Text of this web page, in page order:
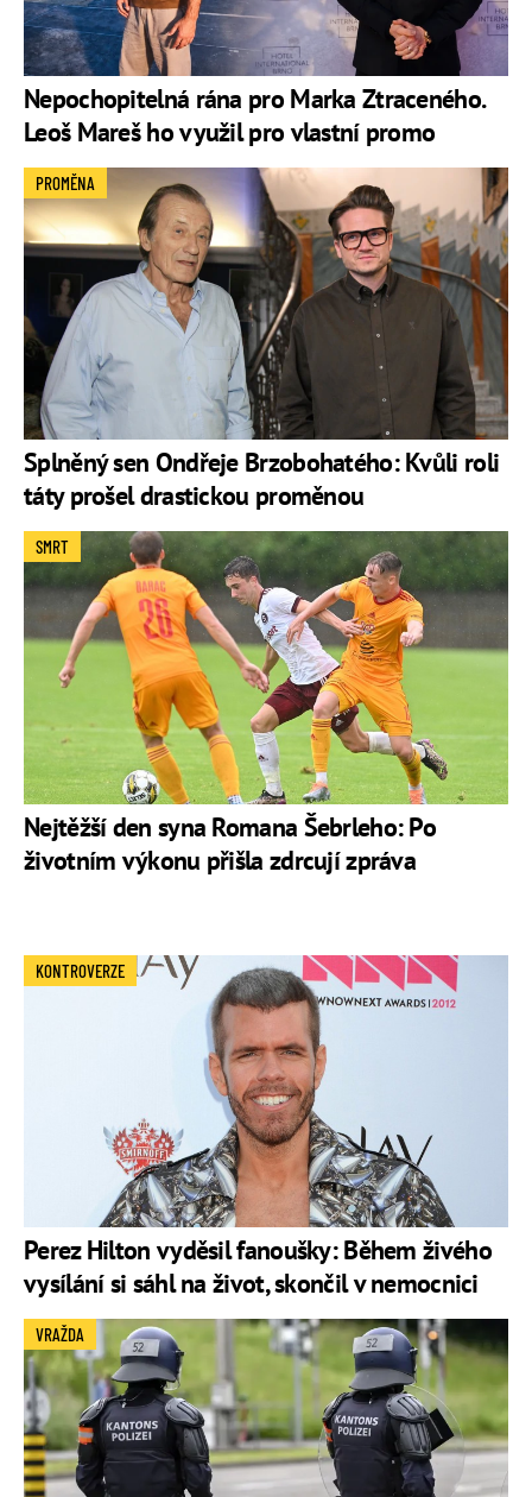
Nepochopitelná rána pro Marka Ztraceného.
Leoš Mareš ho využil pro vlastní promo
Splněný sen Ondřeje Brzobohatého: Kvůli roli
táty prošel drastickou proměnou
PROMĚNA
Nejtěžší den syna Romana Šebrleho: Po
životním výkonu přišla zdrcují zpráva
SMRT
Perez Hilton vyděsil fanoušky: Během živého
vysílání si sáhl na život, skončil v nemocnici
KONTROVERZE
VRAŽDA